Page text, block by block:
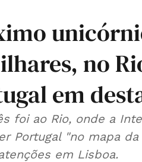
no
em
foi ao Rio, onde a
Portugal "no mapa
em Lisboa.